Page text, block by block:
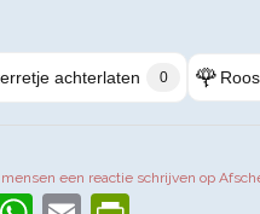
achterlaten 0 🌹
een reactie schrijven op